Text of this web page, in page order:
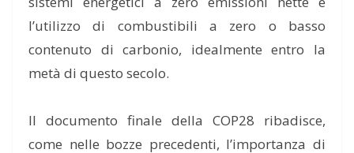
l’utilizzo di combustibili a zero o basso
contenuto di carbonio, idealmente entro la
metà di questo secolo.
Il documento finale della COP28 ribadisce,
come nelle bozze precedenti, l’importanza di